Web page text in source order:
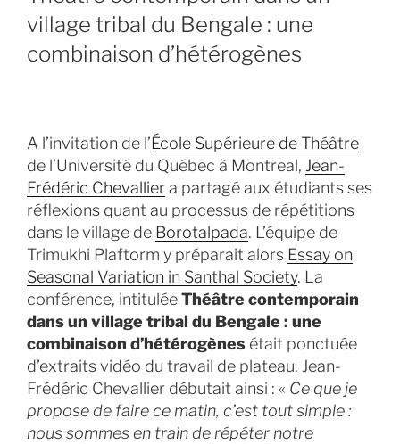
village tribal du Bengale : une
combinaison d’hétérogènes
A l’invitation de l’École Supérieure de Théâtre
de l’Université du Québec à Montreal, Jean-
Frédéric Chevalliera partagé aux étudiants ses
réflexions quant au processus de répétitions
dans le village de Borotalpada. L’équipe de
Trimukhi Plaftorm y préparait alors Essay on
Seasonal Variation in Santhal Society. La
conférence, intituléeThéâtre contemporain
dans un village tribal du Bengale : une
combinaison d’hétérogènes était ponctuée
d’extraits vidéo du travail de plateau. Jean-
Frédéric Chevallier débutait ainsi : « Ce que je
propose de faire ce matin, c’est tout simple :
nous sommes en train de répéter notre